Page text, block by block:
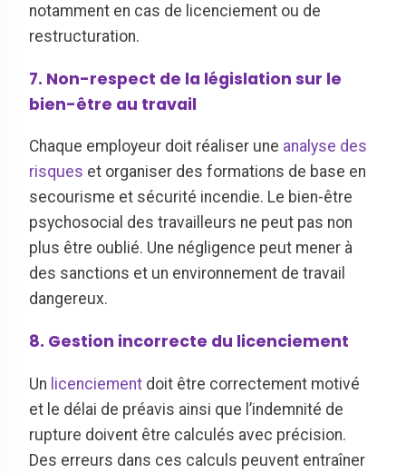
notamment en cas de licenciement ou de
restructuration.
7. Non-respect de la législation sur le
bien-être au travail
Chaque employeur doit réaliser une analyse des
risques et organiser des formations de base en
secourisme et sécurité incendie. Le bien-être
psychosocial des travailleurs ne peut pas non
plus être oublié. Une négligence peut mener à
des sanctions et un environnement de travail
dangereux.
8. Gestion incorrecte du licenciement
Un licenciement doit être correctement motivé
et le délai de préavis ainsi que l’indemnité de
rupture doivent être calculés avec précision.
Des erreurs dans ces calculs peuvent entraîner